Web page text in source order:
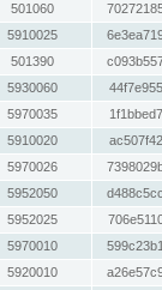
501060
5910025
501390
5930060
5970035
5910020
5970026
5952050
5952025
5970010
5920010